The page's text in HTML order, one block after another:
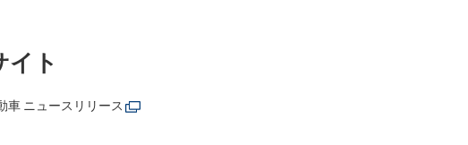
イト
車 ニュースリリース